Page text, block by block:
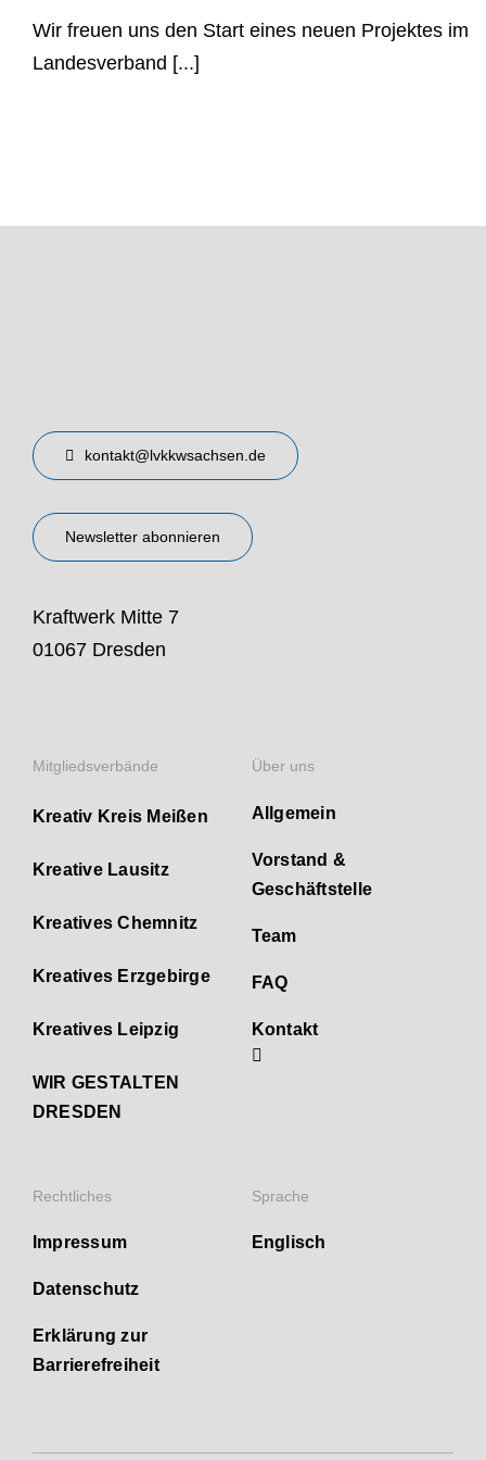
Wir freuen uns den Start eines neuen Projektes im
Landesverband [...]
kontakt@lvkkwsachsen.de
Newsletter abonnieren
Kraftwerk Mitte 7
01067 Dresden
Mitgliedsverbände
Kreativ Kreis Meißen
Kreative Lausitz
Kreatives Chemnitz
Kreatives Erzgebirge
Kreatives Leipzig
WIR GESTALTEN
DRESDEN
Über uns
Allgemein
Vorstand &
Geschäftstelle
Team
FAQ
Kontakt
Rechtliches
Impressum
Datenschutz
Erklärung zur
Barrierefreiheit
Sprache
Englisch